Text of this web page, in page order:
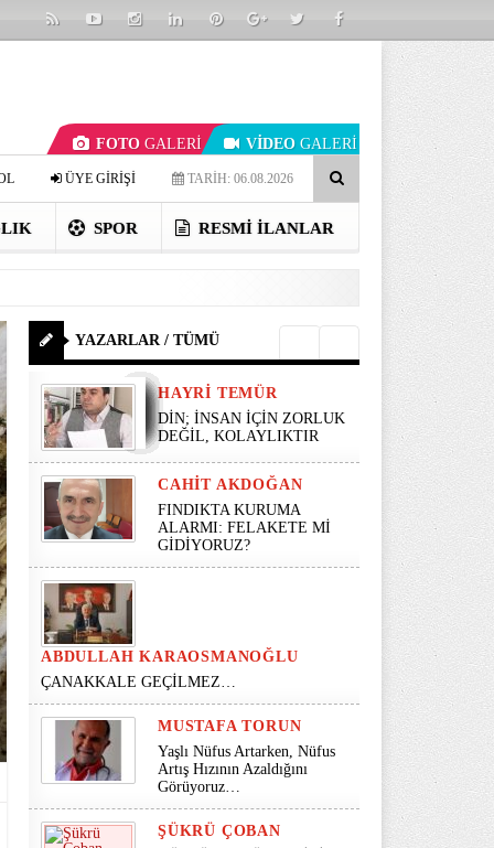
FOTO GALERİ VİDEO GALERİ
TARİH: 06.08.2026
ÜYE GİRİŞİ
SPOR RESMI İLANLAR
YAZARLAR / TÜMÜ
HAYRI TEMÜR
DİN; İNSAN İÇİN ZORLUK
DEĞİL, KOLAYLIKTIR
CAHIT AKDOĞAN
FINDIKTA KURUMA
ALARMI: FELAKETE Mİ
GİDİYORUZ?
ABDULLAH KARAOSMANOĞLU
ÇANAKKALE GEÇİLMEZ…
MUSTAFA TORUN
Yaşlı Nüfus Artarken, Nüfus
Artış Hızının Azaldığını
Görüyoruz…
ŞÜKRÜ ÇOBAN